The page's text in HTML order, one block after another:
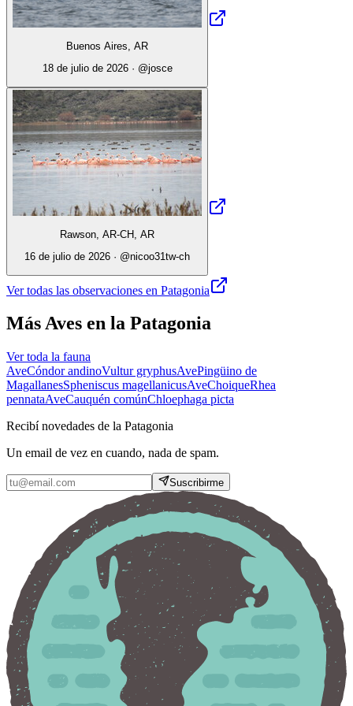
Buenos Aires, AR
18 de julio de 2026· @josce
Rawson, AR-CH, AR
16 de julio de 2026 · @nicoo31tw-ch
Ver todas las observaciones en Patagonia
Más Aves en la Patagonia
Ver toda la fauna
AveCóndor andinoVultur gryphusAvePingüino de
MagallanesSpheniscus magellanicusAveChoiqueRhea
pennataAveCauquén comúnChloephaga picta
Recibí novedades de la Patagonia
Un email de vez en cuando, nada de spam.
Suscribirme